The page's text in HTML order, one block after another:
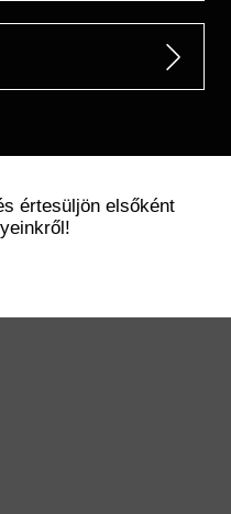
értesüljön elsőként